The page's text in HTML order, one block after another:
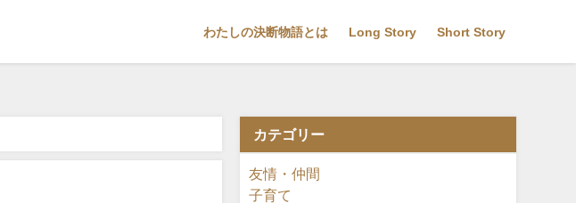
わたしの決断物語とは Long Story Short Story
カテゴリー
友情・仲間
子育て